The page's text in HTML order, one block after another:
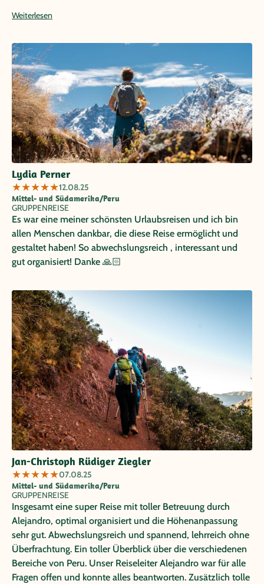
fordern möchte, dem kann ich die optionale Wanderung
jederzeit möglich).
Weiterlesen
Lydia Perner
★★★★★12.08.25
Mittel- und Südamerika/Peru
GRUPPENREISE
Es war eine meiner schönsten Urlaubsreisen und ich bin
allen Menschen dankbar, die diese Reise ermöglicht und
gestaltet haben! So abwechslungsreich , interessant und
gut organisiert! Danke 🙏🏻
Jan-Christoph Rüdiger Ziegler
★★★★★07.08.25
Mittel- und Südamerika/Peru
GRUPPENREISE
Insgesamt eine super Reise mit toller Betreuung durch
Alejandro, optimal organisiert und die Höhenanpassung
sehr gut. Abwechslungsreich und spannend, lehrreich ohne
Überfrachtung. Ein toller Überblick über die verschiedenen
Bereiche von Peru. Unser Reiseleiter Alejandro war für alle
Fragen offen und konnte alles beantworten. Zusätzlich tolle